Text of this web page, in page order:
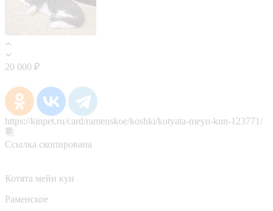
20 000 ₽
https://kinpet.ru/card/ramenskoe/koshki/kotyata-meyn-kun-123771/
Ссылка скопирована
Котята мейн кун
Раменское